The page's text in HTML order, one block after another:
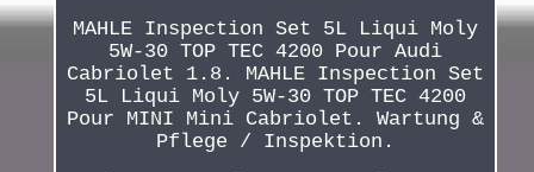
MAHLE Inspection Set 5L Liqui Moly
5W-30 TOP TEC 4200 Pour Audi
Cabriolet 1.8. MAHLE Inspection Set
5L Liqui Moly 5W-30 TOP TEC 4200
Pour MINI Mini Cabriolet. Wartung &
Pflege / Inspektion.